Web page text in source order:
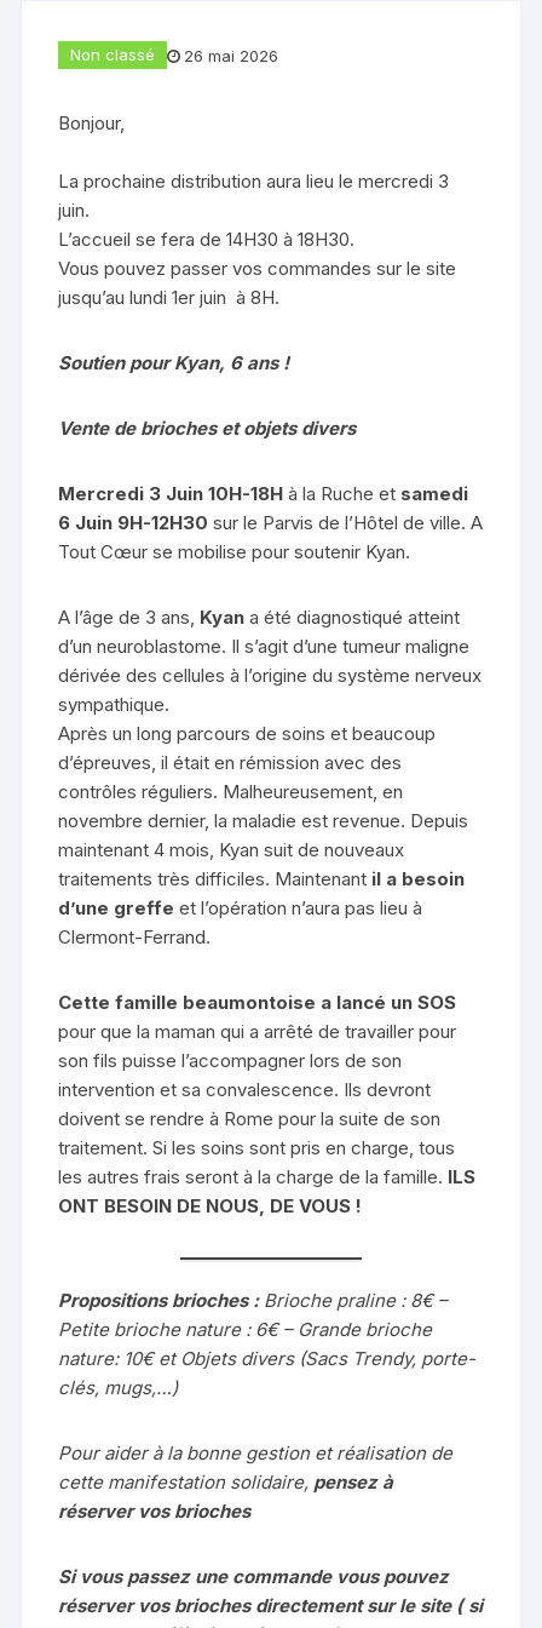
Non classé 26 mai 2026
Bonjour,
La prochaine distribution aura lieu le mercredi 3
juin.
L’accueil se fera de 14H30 à 18H30.
Vous pouvez passer vos commandes sur le site
jusqu’au lundi 1er juin à 8H.
Soutien pour Kyan, 6 ans !
Vente de brioches et objets divers
Mercredi 3 Juin 10H-18H à la Ruche et samedi
6 Juin 9H-12H30 sur le Parvis de l’Hôtel de ville. A
Tout Cœur se mobilise pour soutenir Kyan.
A l’âge de 3 ans, Kyan a été diagnostiqué atteint
d’un neuroblastome. Il s’agit d’une tumeur maligne
dérivée des cellules à l’origine du système nerveux
sympathique.
Après un long parcours de soins et beaucoup
d’épreuves, il était en rémission avec des
contrôles réguliers. Malheureusement, en
novembre dernier, la maladie est revenue. Depuis
maintenant 4 mois, Kyan suit de nouveaux
traitements très difficiles. Maintenant il a besoin
d’une greffe et l’opération n’aura pas lieu à
Clermont-Ferrand.
Cette famille beaumontoise a lancé un SOS
pour que la maman qui a arrêté de travailler pour
son fils puisse l’accompagner lors de son
intervention et sa convalescence. Ils devront
doivent se rendre à Rome pour la suite de son
traitement. Si les soins sont pris en charge, tous
les autres frais seront à la charge de la famille. ILS
ONT BESOIN DE NOUS, DE VOUS !
Propositions brioches :Brioche praline : 8€ –
Petite brioche nature : 6€ – Grande brioche
nature: 10€ et Objets divers (Sacs Trendy, porte-
clés, mugs,…)
Pour aider à la bonne gestion et réalisation de
cette manifestation solidaire, pensez à
réservervos brioches
Si vous passez une commande vous pouvez
réserver vos brioches directement sur le site ( si